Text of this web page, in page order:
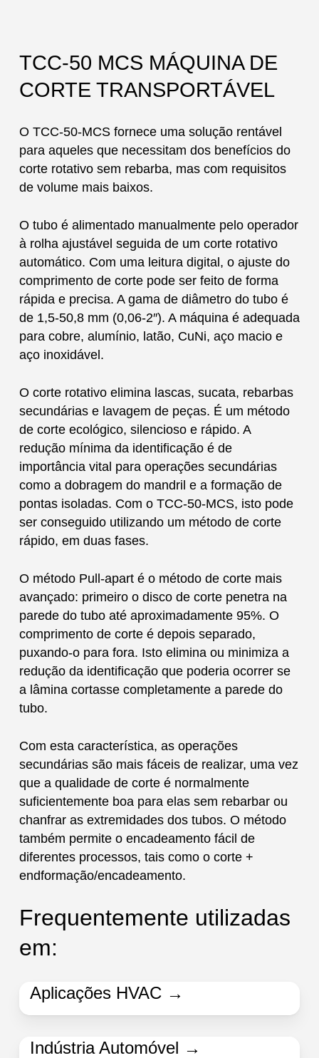
TCC-50 MCS MÁQUINA DE
CORTE TRANSPORTÁVEL
O TCC-50-MCS fornece uma solução rentável
para aqueles que necessitam dos benefícios do
corte rotativo sem rebarba, mas com requisitos
de volume mais baixos.
O tubo é alimentado manualmente pelo operador
à rolha ajustável seguida de um corte rotativo
automático. Com uma leitura digital, o ajuste do
comprimento de corte pode ser feito de forma
rápida e precisa. A gama de diâmetro do tubo é
de 1,5-50,8 mm (0,06-2″). A máquina é adequada
para cobre, alumínio, latão, CuNi, aço macio e
aço inoxidável.
O corte rotativo elimina lascas, sucata, rebarbas
secundárias e lavagem de peças. É um método
de corte ecológico, silencioso e rápido. A
redução mínima da identificação é de
importância vital para operações secundárias
como a dobragem do mandril e a formação de
pontas isoladas. Com o TCC-50-MCS, isto pode
ser conseguido utilizando um método de corte
rápido, em duas fases.
O método Pull-apart é o método de corte mais
avançado: primeiro o disco de corte penetra na
parede do tubo até aproximadamente 95%. O
comprimento de corte é depois separado,
puxando-o para fora. Isto elimina ou minimiza a
redução da identificação que poderia ocorrer se
a lâmina cortasse completamente a parede do
tubo.
Com esta característica, as operações
secundárias são mais fáceis de realizar, uma vez
que a qualidade de corte é normalmente
suficientemente boa para elas sem rebarbar ou
chanfrar as extremidades dos tubos. O método
também permite o encadeamento fácil de
diferentes processos, tais como o corte +
endformação/encadeamento.
Frequentemente utilizadas
em:
Aplicações HVAC →
Indústria Automóvel →